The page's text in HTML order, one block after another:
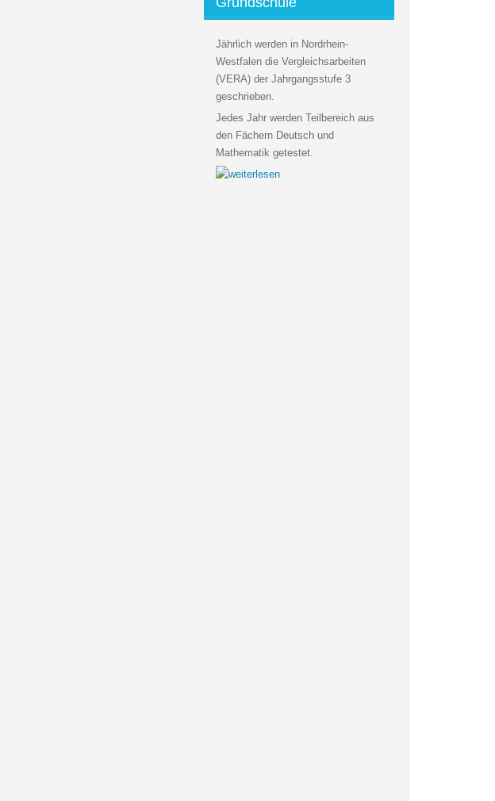
Jährlich werden in Nordrhein-
Westfalen die Vergleichsarbeiten
(VERA) der Jahrgangsstufe 3
geschrieben.
Jedes Jahr werden Teilbereich aus
den Fächern Deutsch und
Mathematik getestet.